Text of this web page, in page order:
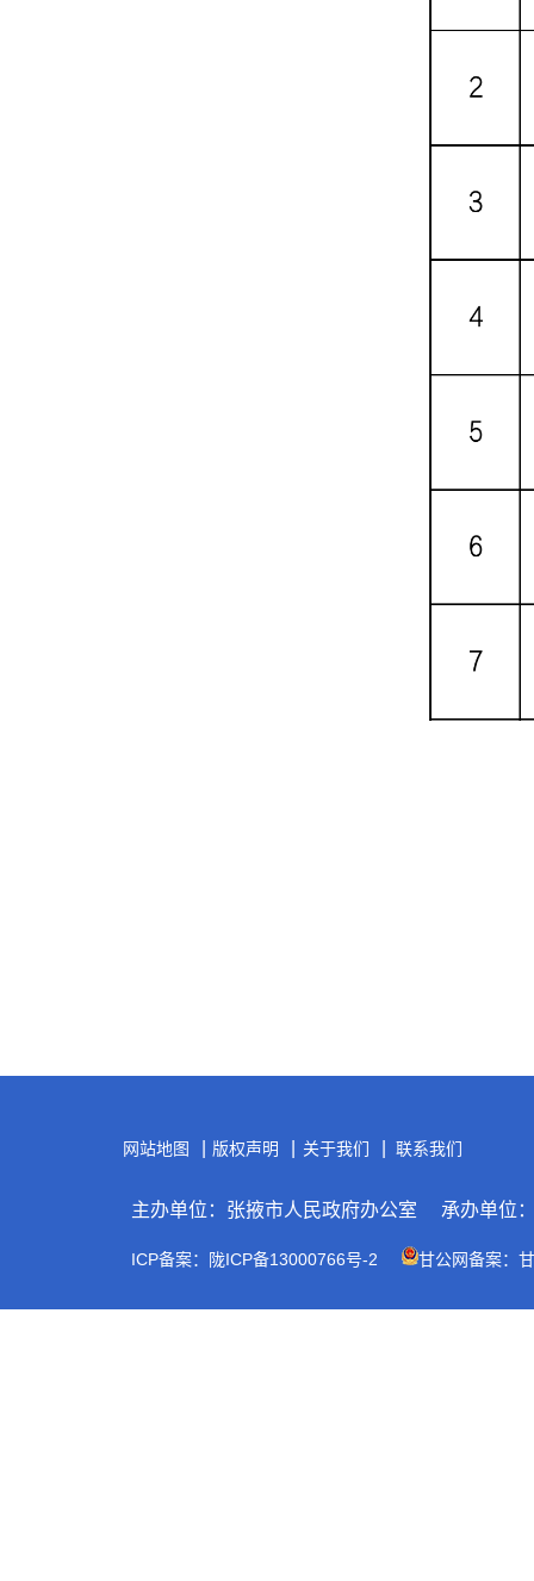
网站地图 版权声明 关于我们 联系我们
主办单位：张掖市人民政府办公室 承办单位
ICP备案：陇ICP备13000766号-2 甘公网备案：